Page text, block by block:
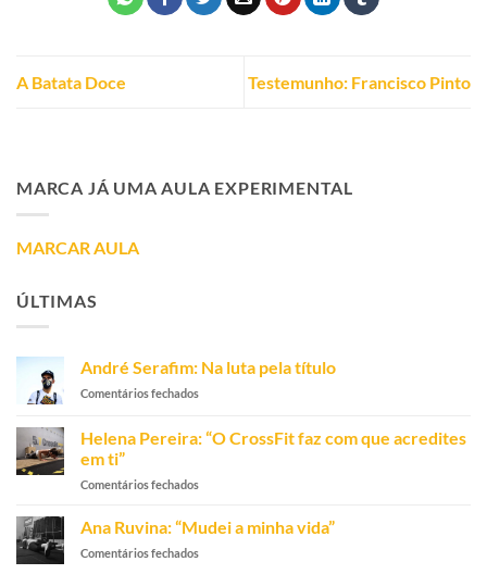
A Batata Doce Testemunho: Francisco Pinto
MARCA JÁ UMA AULA EXPERIMENTAL
MARCAR AULA
ÚLTIMAS
André Serafim: Na luta pela título
Comentários fechadosem
Serafim:
Na
pela
Helena Pereira: “O CrossFit faz com que acredites
em ti”
Comentários fechadosem
Pereira:
CrossFit
Ana Ruvina: “Mudei a minha vida”
Comentários fechadosem